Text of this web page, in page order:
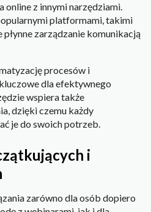
online z innymi narzędziami.
platformami, takimi
zarządzanie komunikacją
procesów i
dla efektywnego
wspiera także
dzięki czemu każdy
je do swoich potrzeb.
i
zarówno dla osób dopiero